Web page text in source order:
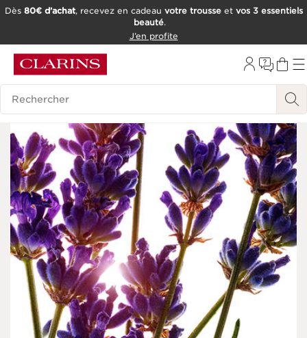
OUTIL D'ACCESSIBILITÉ
Dès 80€ d’achat, recevez en cadeau votre trousseet vos 3 essentiels
beauté.
J’en profite
Historique des recherches